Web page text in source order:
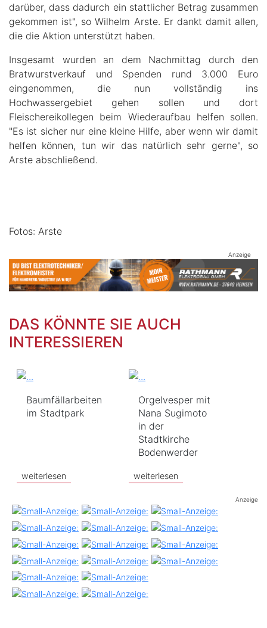
darüber, dass dadurch ein stattlicher Betrag zusammen
gekommen ist", so Wilhelm Arste. Er dankt damit allen,
die die Aktion unterstützt haben.
Insgesamt wurden an dem Nachmittag durch den
Bratwurstverkauf und Spenden rund 3.000 Euro
eingenommen, die nun vollständig ins
Hochwassergebiet gehen sollen und dort
Fleischereikollegen beim Wiederaufbau helfen sollen.
"Es ist sicher nur eine kleine Hilfe, aber wenn wir damit
helfen können, tun wir das natürlich sehr gerne", so
Arste abschließend.
Fotos: Arste
Anzeige
DAS KÖNNTE SIE AUCH
INTERESSIEREN
Baumfällarbeiten
im Stadtpark
weiterlesen
Orgelvesper mit
Nana Sugimoto
in der
Stadtkirche
Bodenwerder
weiterlesen
Anzeige